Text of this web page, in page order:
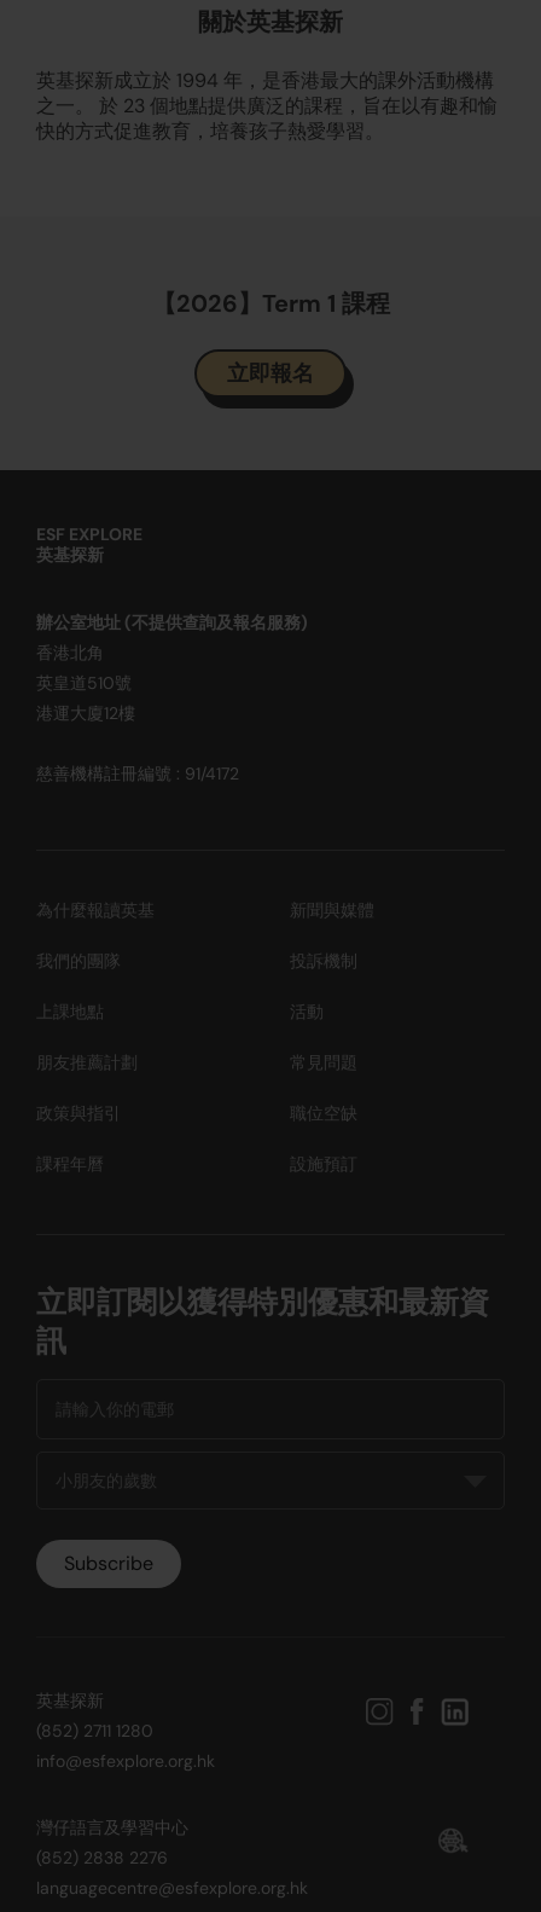
關於英基探新
英基探新成立於 1994 年，是香港最大的課外活動機構
之一。 於 23 個地點提供廣泛的課程，旨在以有趣和愉
快的方式促進教育，培養孩子熱愛學習。
【2026】Term 1 課程
立即報名
ESF EXPLORE
英基探新
辦公室地址 (不提供查詢及報名服務)
香港北角
英皇道510號
港運大廈12樓
慈善機構註冊編號 : 91/4172
為什麼報讀英基 新聞與媒體
我們的團隊 投訴機制
上課地點 活動
朋友推薦計劃 常見問題
政策與指引 職位空缺
課程年曆 設施預訂
立即訂閱以獲得特別優惠和最新資
訊
英基探新
(852) 2711 1280
info@esfexplore.org.hk
灣仔語言及學習中心
(852) 2838 2276
languagecentre@esfexplore.org.hk